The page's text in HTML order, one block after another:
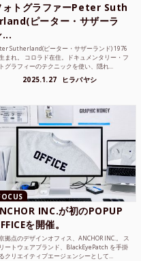
ォトグラファーPeter Suth
ピーター・サザーラ
...
Sutherland(ピーター・サザーランド) 1976
まれ。 コロラド在住。ドキュメンタリー・フ
グラフィーのテクニックを使い、隠れ...
2025.1.27 ヒラバヤシ
INC.が初のPOPUP
を開催。
拠点のデザインオフィス、ANCHOR INC.。 ス
ートウェアブランド、BlackEyePatch を手掛
クリエイティブエージェンシーとして...